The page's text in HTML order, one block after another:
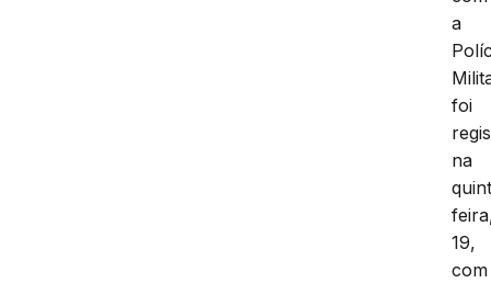
a
foi
na
19,
com